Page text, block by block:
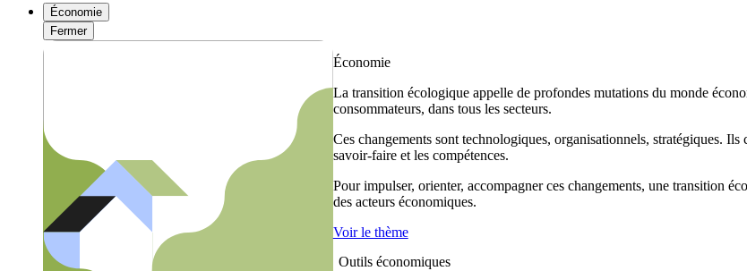
Économie
Fermer
Économie
La transition écologique appelle de profondes mutations du monde
consommateurs, dans tous les secteurs.
Ces changements sont technologiques, organisationnels, stratégiques.
savoir-faire et les compétences.
Pour impulser, orienter, accompagner ces changements, une transition
des acteurs économiques.
Voir le thème
Outils économiques